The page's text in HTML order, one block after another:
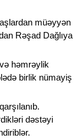
müəyyən
Rəşad Dağlıya
həmrəylik
birlik nümayiş
dəstəyi